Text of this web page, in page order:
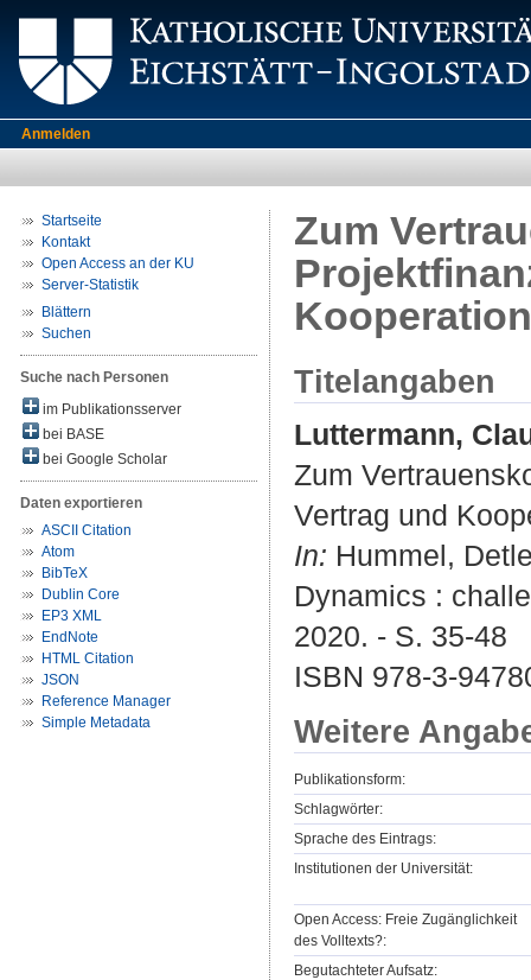
Anmelden
Startseite
Kontakt
Open Access an der KU
Server-Statistik
Blättern
Suchen
Suche nach Personen
im Publikationsserver
bei BASE
bei Google Scholar
Daten exportieren
ASCII Citation
Atom
BibTeX
Dublin Core
EP3 XML
EndNote
HTML Citation
JSON
Reference Manager
Simple Metadata
Zum
Kooperation
Titelangaben
Luttermann,
Zum
Vertrag und
In: Hummel,
Dynamics :
2020. - S. 35-48
ISBN 978-3-
Weitere
Publikationsform:
Schlagwörter:
Sprache des Eintrags:
Institutionen der Universität:
Open Access: Freie Zugänglichkeit
des Volltexts?:
Begutachteter Aufsatz: